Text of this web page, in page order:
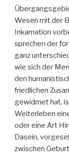
Wesen mit der
Inkarnation
sprechen der
ganz
wie sich der
den
friedlichen
gewidmet hat,
Weiterleben
oder eine Art
Dasein,
zwischen